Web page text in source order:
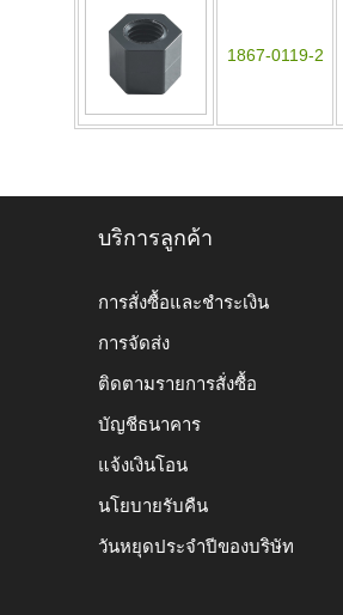
1867-0119-2
บริการลูกค้า
การสั่งซื้อและชำระเงิน
การจัดส่ง
ติดตามรายการสั่งซื้อ
บัญชีธนาคาร
แจ้งเงินโอน
นโยบายรับคืน
วันหยุดประจำปีของบริษัท